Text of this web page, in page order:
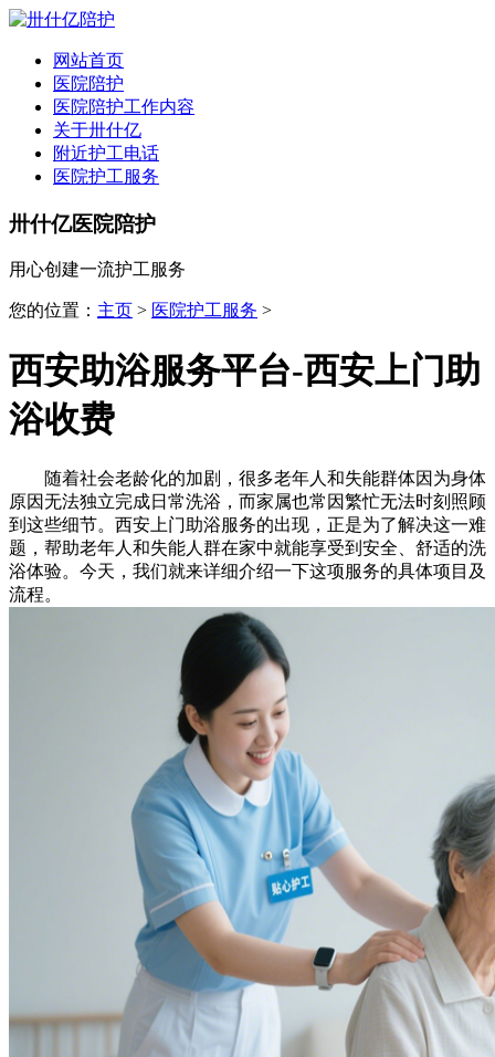
网站首页
医院陪护
医院陪护工作内容
关于卅什亿
附近护工电话
医院护工服务
卅什亿医院陪护
用心创建一流护工服务
您的位置： 主页 > 医院护工服务 >
西安助浴服务平台-西安上门助
浴收费
随着社会老龄化的加剧，很多老年人和失能群体因为身体
原因无法独立完成日常洗浴，而家属也常因繁忙无法时刻照顾
到这些细节。西安上门助浴服务的出现，正是为了解决这一难
题，帮助老年人和失能人群在家中就能享受到安全、舒适的洗
浴体验。今天，我们就来详细介绍一下这项服务的具体项目及
流程。